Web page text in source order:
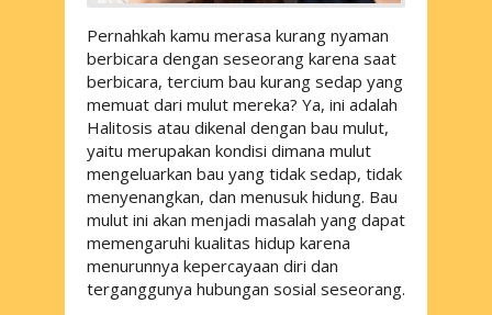
Pernahkah kamu merasa kurang nyaman
berbicara dengan seseorang karena saat
berbicara, tercium bau kurang sedap yang
memuat dari mulut mereka? Ya, ini adalah
Halitosis atau dikenal dengan bau mulut,
yaitu merupakan kondisi dimana mulut
mengeluarkan bau yang tidak sedap, tidak
menyenangkan, dan menusuk hidung. Bau
mulut ini akan menjadi masalah yang dapat
memengaruhi kualitas hidup karena
menurunnya kepercayaan diri dan
terganggunya hubungan sosial seseorang.